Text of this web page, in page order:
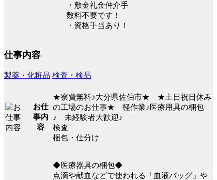
・敷金礼金仲介手
数料不要です！
・資格手当あり！
仕事内容
製薬・化粧品 検査・検品
お仕
事内
容
★寮費無料♪大分県佐伯市★ ★土日祝日休み
の工場のお仕事★ 軽作業♪医療用具の梱包
♪ 未経験者大歓迎♪
検査
梱包・仕分け
◆医療器具の梱包◆
点滴や献血などで使われる「血液バッグ」や